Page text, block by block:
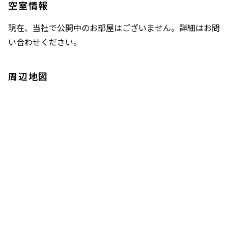
空室情報
現在、当社で公開中のお部屋はございません。詳細はお問
い合わせください。
周辺地図